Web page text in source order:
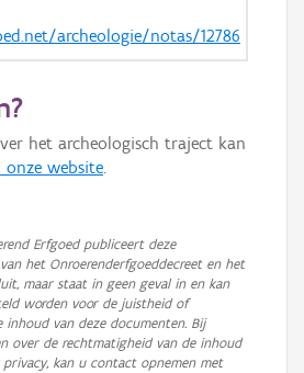
archeologie/notas/12786
het archeologisch traject kan
onze website.
Erfgoed publiceert deze
het Onroerenderfgoeddecreet en het
maar staat in geen geval in en kan
worden voor de juistheid of
inhoud van deze documenten. Bij
over de rechtmatigheid van de inhoud
kan u contact opnemen met